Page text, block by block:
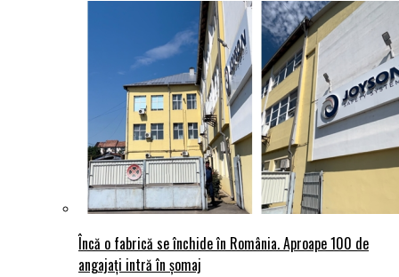
Încă o fabrică se închide în România. Aproape 100 de
angajați intră în șomaj